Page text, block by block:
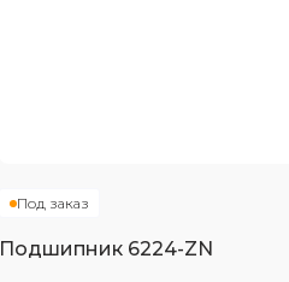
Под заказ
Подшипник 6224-ZN